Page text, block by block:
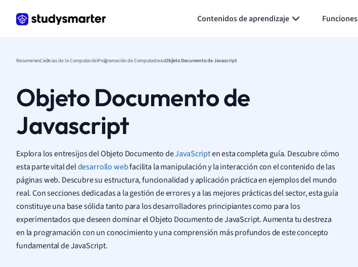
Contenidos de aprendizaje Funciones
ResumenesCiencias de la ComputaciónProgramación de ComputadorasObjeto Documento de Javascript
Objeto Documento de
Javascript
Explora los entresijos del Objeto Documento deJavaScripten esta completa guía. Descubre cómo
esta parte vital deldesarrollo webfacilita la manipulación y la interacción con el contenido de las
páginas web. Descubre su estructura, funcionalidad y aplicación práctica en ejemplos del mundo
real. Con secciones dedicadas a la gestión de errores y a las mejores prácticas del sector, esta guía
constituye una base sólida tanto para los desarrolladores principiantes como para los
experimentados que deseen dominar el Objeto Documento de JavaScript. Aumenta tu destreza
en la programación con un conocimiento y una comprensión más profundos de este concepto
fundamental de JavaScript.